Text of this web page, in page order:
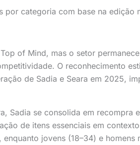
por categoria com base na edição
of Mind, mas o setor
O reconhecimento
de Sadia e Seara em 2025,
Sadia se consolida em recompra
de itens essenciais em
jovens (18–34) e